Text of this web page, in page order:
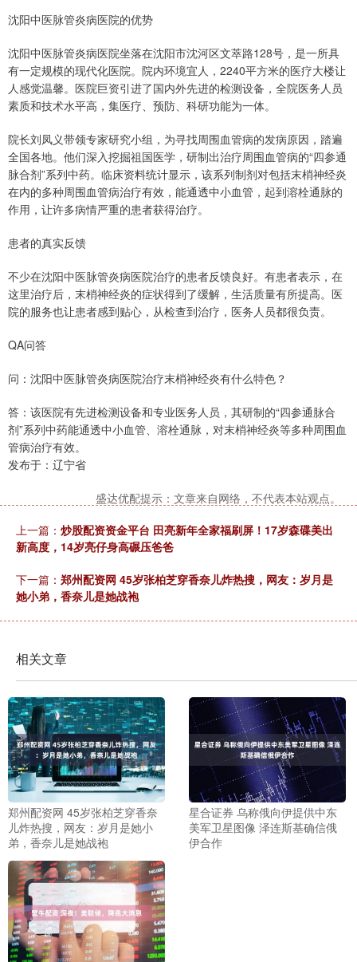
沈阳中医脉管炎病医院的优势
沈阳中医脉管炎病医院坐落在沈阳市沈河区文萃路128号，是一所具
有一定规模的现代化医院。院内环境宜人，2240平方米的医疗大楼让
人感觉温馨。医院巨资引进了国内外先进的检测设备，全院医务人员
素质和技术水平高，集医疗、预防、科研功能为一体。
院长刘凤义带领专家研究小组，为寻找周围血管病的发病原因，踏遍
全国各地。他们深入挖掘祖国医学，研制出治疗周围血管病的“四参通
脉合剂”系列中药。临床资料统计显示，该系列制剂对包括末梢神经炎
在内的多种周围血管病治疗有效，能通透中小血管，起到溶栓通脉的
作用，让许多病情严重的患者获得治疗。
患者的真实反馈
不少在沈阳中医脉管炎病医院治疗的患者反馈良好。有患者表示，在
这里治疗后，末梢神经炎的症状得到了缓解，生活质量有所提高。医
院的服务也让患者感到贴心，从检查到治疗，医务人员都很负责。
QA问答
问：沈阳中医脉管炎病医院治疗末梢神经炎有什么特色？
答：该医院有先进检测设备和专业医务人员，其研制的“四参通脉合
剂”系列中药能通透中小血管、溶栓通脉，对末梢神经炎等多种周围血
管病治疗有效。
发布于：辽宁省
盛达优配提示：文章来自网络，不代表本站观点。
上一篇： 炒股配资资金平台 田亮新年全家福刷屏！17岁森碟美出
新高度，14岁亮仔身高碾压爸爸
下一篇： 郑州配资网 45岁张柏芝穿香奈儿炸热搜，网友：岁月是
她小弟，香奈儿是她战袍
相关文章
郑州配资网 45岁张柏芝穿香奈
儿炸热搜，网友：岁月是她小
弟，香奈儿是她战袍
星合证券 乌称俄向伊提供中东
美军卫星图像 泽连斯基确信俄
伊合作